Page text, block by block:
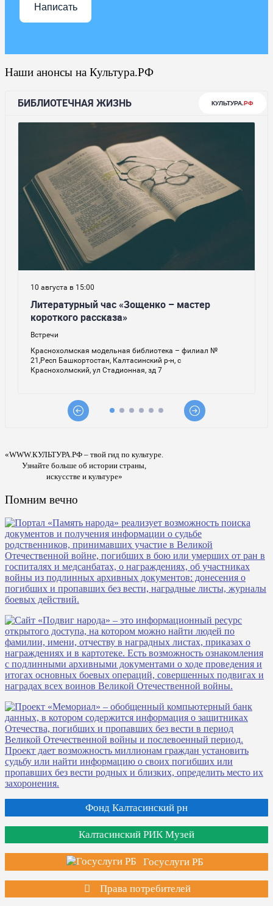
Написать
Наши анонсы на Культура.РФ
«WWW.КУЛЬТУРА.РФ – твой гид по культуре.
Узнайте больше об истории страны,
искусстве и культуре»
Помним вечно
Фонд Калтасинский рн
Калтасинский РИК Музей
Госуслуги РБ
Права потребителей